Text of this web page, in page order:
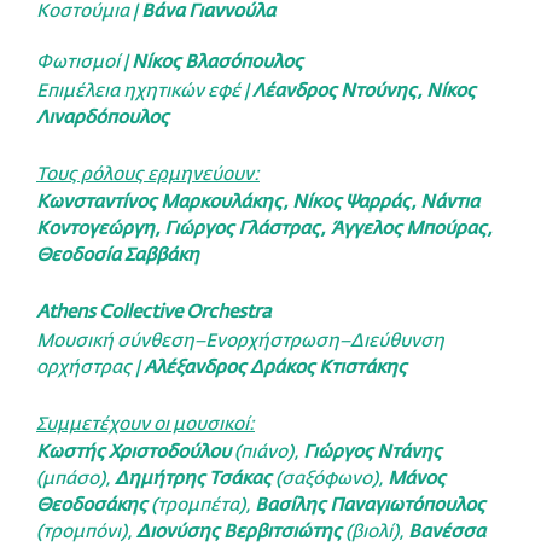
Κοστούμια |Βάνα Γιαννούλα
Φωτισμοί |Νίκος Βλασόπουλος
Επιμέλεια ηχητικών εφέ |Λέανδρος Ντούνης, Νίκος
Λιναρδόπουλος
Τους ρόλους ερμηνεύουν:
Κωνσταντίνος Μαρκουλάκης, Νίκος Ψαρράς, Νάντια
Κοντογεώργη, Γιώργος Γλάστρας, Άγγελος Μπούρας,
Θεοδοσία Σαββάκη
Athens Collective Orchestra
Μουσική σύνθεση–Ενορχήστρωση–Διεύθυνση
ορχήστρας |Αλέξανδρος Δράκος Κτιστάκης
Συμμετέχουν οι μουσικοί:
Κωστής Χριστοδούλου(πιάνο), Γιώργος Ντάνης
(μπάσο), Δημήτρης Τσάκας(σαξόφωνο), Μάνος
Θεοδοσάκης(τρομπέτα), Βασίλης Παναγιωτόπουλος
(τρομπόνι), Διονύσης Βερβιτσιώτης(βιολί), Βανέσσα